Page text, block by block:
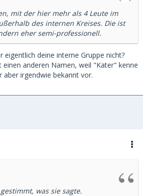
mit der hier mehr als 4 Leute im
des internen Kreises. Die ist
eher semi-professionell.
eigentlich deine interne Gruppe nicht?
anderen Namen, weil "Kater" kenne
irgendwie bekannt vor.
was sie sagte.